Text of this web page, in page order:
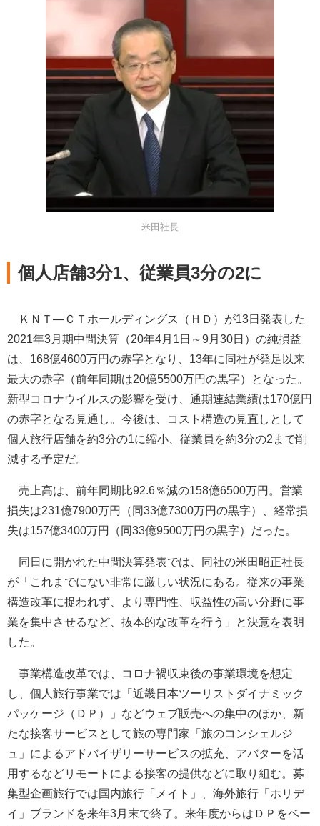
米田社長
個人店舗3分1、従業員3分の2に
ＫＮＴ―ＣＴホールディングス（ＨＤ）が13日発表した
2021年3月期中間決算（20年4月1日～9月30日）の純損益
は、168億4600万円の赤字となり、13年に同社が発足以来
最大の赤字（前年同期は20億5500万円の黒字）となった。
新型コロナウイルスの影響を受け、通期連結業績は170億円
の赤字となる見通し。今後は、コスト構造の見直しとして
個人旅行店舗を約3分の1に縮小、従業員を約3分の2まで削
減する予定だ。
売上高は、前年同期比92.6％減の158億6500万円。営業
損失は231億7900万円（同33億7300万円の黒字）、経常損
失は157億3400万円（同33億9500万円の黒字）だった。
同日に開かれた中間決算発表では、同社の米田昭正社長
が「これまでにない非常に厳しい状況にある。従来の事業
構造改革に捉われず、より専門性、収益性の高い分野に事
業を集中させるなど、抜本的な改革を行う」と決意を表明
した。
事業構造改革では、コロナ禍収束後の事業環境を想定
し、個人旅行事業では「近畿日本ツーリストダイナミック
パッケージ（ＤＰ）」などウェブ販売への集中のほか、新
たな接客サービスとして旅の専門家「旅のコンシェルジ
ュ」によるアドバイザリーサービスの拡充、アバターを活
用するなどリモートによる接客の提供などに取り組む。募
集型企画旅行では国内旅行「メイト」、海外旅行「ホリデ
イ」ブランドを来年3月末で終了。来年度からはＤＰをベー